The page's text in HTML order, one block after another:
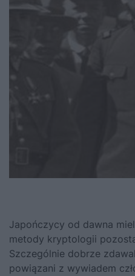
Japończycy od dawna
metody kryptologii
Szczególnie dobrze
powiązani z wywiadem